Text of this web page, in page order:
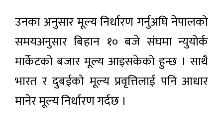
उनका अनुसार मूल्य निर्धारण गर्नुअघि नेपालको
समयअनुसार बिहान १० बजे संघमा न्युयोर्क
मार्केटको बजार मूल्य आइसकेको हुन्छ । साथै
भारत र दुबईको मूल्य प्रवृत्तिलाई पनि आधार
मानेर मूल्य निर्धारण गर्दछ ।